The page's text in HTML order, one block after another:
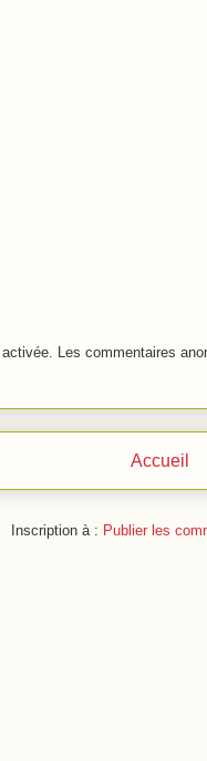
activée. Les commentaires
Accueil
Inscription à : Publier les